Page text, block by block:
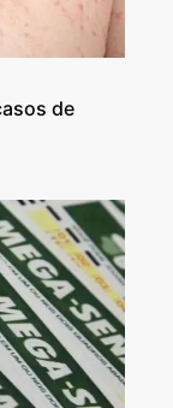
de